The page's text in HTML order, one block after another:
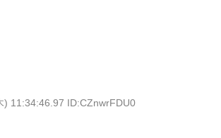
) 11:34:46.97 ID:CZnwrFDU0